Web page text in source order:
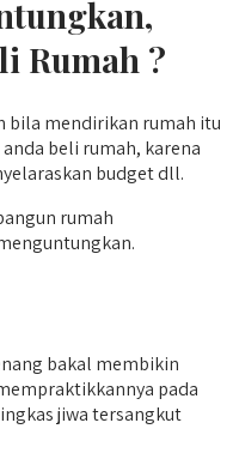
Rumah ?
bila mendirikan rumah itu
beli rumah, karena
budget dll.
rumah
bakal membikin
pada
jiwa tersangkut